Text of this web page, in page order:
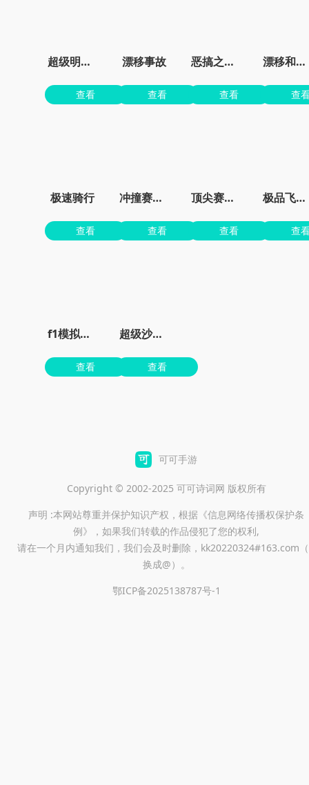
超级明星赛车
查看
漂移事故
查看
恶搞之家卡丁车
查看
漂移和事故模拟器
查
极速骑行
查看
冲撞赛车3最新版
查看
顶尖赛车手
查看
极品飞车手游正版
查
f1模拟器手机版
查看
超级沙辛汽车手游
查看
可可手游
Copyright © 2002-2025 可可诗词网 版权所有
声明 :本网站尊重并保护知识产权，根据《信息网络传播权保护条
例》，如果我们转载的作品侵犯了您的权利,
请在一个月内通知我们，我们会及时删除，kk20220324#163.com
换成@）。
鄂ICP备2025138787号-1